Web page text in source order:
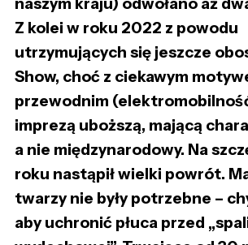
Z kolei w roku 2022 z powodu
utrzymujących się jeszcze
Show, choć z ciekawym
przewodnim
imprezą uboższą, mającą
a nie międzynarodowy. Na
roku nastąpił wielki powrót.
twarzy nie były potrzebne –
aby uchronić płuca przed